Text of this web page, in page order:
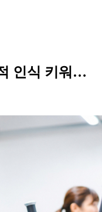
인식 키워…